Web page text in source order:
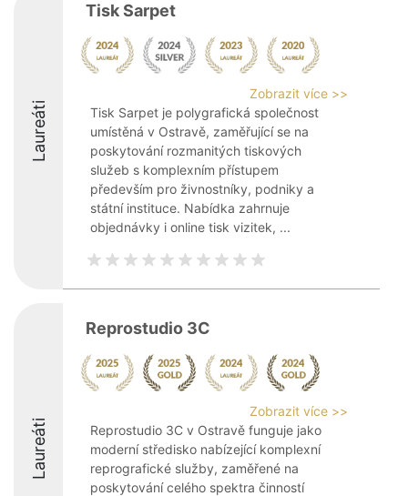
Laureáti
Tisk Sarpet
Zobrazit více >>
Tisk Sarpet je polygrafická společnost
umístěná v Ostravě, zaměřující se na
poskytování rozmanitých tiskových
služeb s komplexním přístupem
především pro živnostníky, podniky a
státní instituce. Nabídka zahrnuje
objednávky i online tisk vizitek, ...
Laureáti
Reprostudio 3C
Zobrazit více >>
Reprostudio 3C v Ostravě funguje jako
moderní středisko nabízející komplexní
reprografické služby, zaměřené na
poskytování celého spektra činností